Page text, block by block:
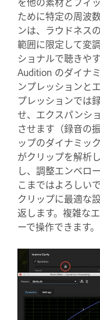
ために特定の周波
ンは、ラウドネス
範囲に限定して変
ショナルで聴きや
Audition のダイナ
ンプレッションと
プレッションでは
せ、エクスパンシ
させます（録音の
ップのダイナミッ
がクリップを解析
し、調整エンベロ
こまではよろしい
クリップに最適な
返します。複雑な
ーで操作できます。